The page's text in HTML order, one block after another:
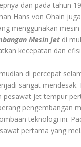
dan pada tahun
Hans von Ohain
menggunakan
Mesin Jet di
kecepatan dan
di percepat
sangat
pesawat jet tempur
pengembangan
teknologi ini.
pertama yang